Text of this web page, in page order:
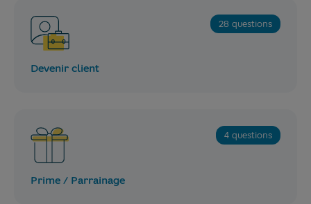
28 questions
Devenir client
4 questions
Prime / Parrainage